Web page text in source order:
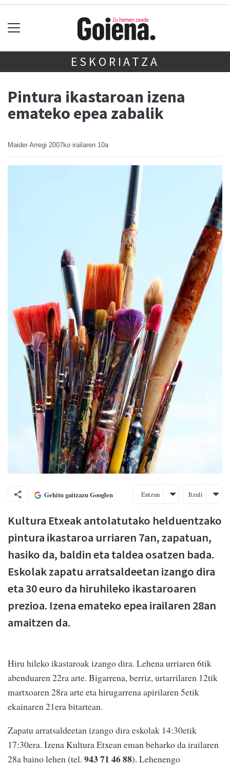
ESKORIATZA
Pintura ikastaroan izena
emateko epea zabalik
Maider Arregi 2007ko irailaren 10a
Gehitu gaitzazu Googlen Entzun Itzuli
Kultura Etxeak antolatutako helduentzako
pintura ikastaroa urriaren 7an, zapatuan,
hasiko da, baldin eta taldea osatzen bada.
Eskolak zapatu arratsaldeetan izango dira
eta 30 euro da hiruhileko ikastaroaren
prezioa. Izena emateko epea irailaren 28an
amaitzen da.
Hiru hileko ikastaroak izango dira. Lehena urriaren 6tik
abenduaren 22ra arte. Bigarrena, berriz, urtarrilaren 12tik
martxoaren 28ra arte eta hirugarrena apirilaren 5etik
ekainaren 21era bitartean.
Zapatu arratsaldeetan izango dira eskolak 14:30etik
17:30era. Izena Kultura Etxean eman beharko da irailaren
28a baino lehen (tel. 943 71 46 88). Lehenengo